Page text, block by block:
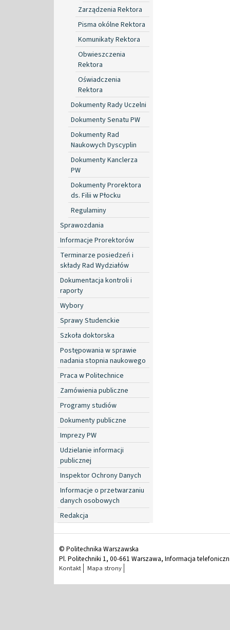
Zarządzenia Rektora
Pisma okólne Rektora
Komunikaty Rektora
Obwieszczenia
Rektora
Oświadczenia
Rektora
Dokumenty Rady Uczelni
Dokumenty Senatu PW
Dokumenty Rad
Naukowych Dyscyplin
Dokumenty Kanclerza
PW
Dokumenty Prorektora
ds. Filii w Płocku
Regulaminy
Sprawozdania
Informacje Prorektorów
Terminarze posiedzeń i
składy Rad Wydziałów
Dokumentacja kontroli i
raporty
Wybory
Sprawy Studenckie
Szkoła doktorska
Postępowania w sprawie
nadania stopnia naukowego
Praca w Politechnice
Zamówienia publiczne
Programy studiów
Dokumenty publiczne
Imprezy PW
Udzielanie informacji
publicznej
Inspektor Ochrony Danych
Informacje o przetwarzaniu
danych osobowych
Redakcja
© Politechnika Warszawska
Pl. Politechniki 1, 00-661 Warszawa, Informacja
Kontakt Mapa strony